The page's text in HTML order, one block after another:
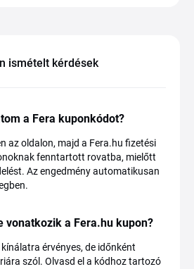
ismételt kérdések
a Fera kuponkódot?
az oldalon, majd a Fera.hu fizetési
fenntartott rovatba, mielőtt
Az engedmény automatikusan
vonatkozik a Fera.hu kupon?
érvényes, de időnként
szól. Olvasd el a kódhoz tartozó